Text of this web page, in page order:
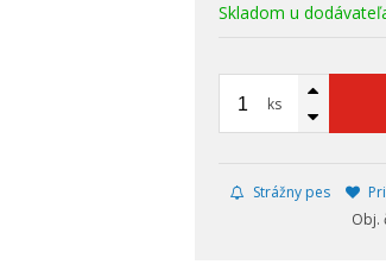
Skladom u
ks
Strážny pes
Obj.